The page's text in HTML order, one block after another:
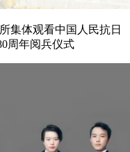
集体观看中国人民抗日
周年阅兵仪式